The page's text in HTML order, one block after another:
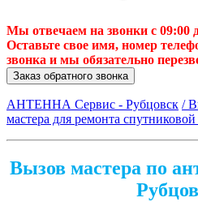
Мы отвечаем на звонки с 09:00
Оставьте свое имя, номер
звонка и мы обязательно
Заказ обратного звонка
АНТЕННА Сервис - Рубцовск /
мастера для ремонта
Вызов мастера по